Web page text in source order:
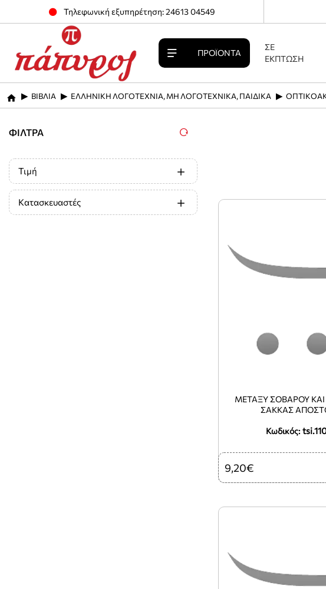
Τηλεφωνική εξυπηρέτηση: 24613 04549
ΠΡΟΪΌΝΤΑ
ΣΕ
ΈΚΠΤΩΣΗ
home
ΒΙΒΛΙΑ ΕΛΛΗΝΙΚΗ ΛΟΓΟΤΕΧΝΙΑ, ΜΗ ΛΟΓΟΤΕΧΝΙΚΑ, ΠΑΙΔΙΚΑ
ΦΊΛΤΡΑ
Τιμή
Κατασκευαστές
Κωδικός:
ΜΕΤΑΞΥ ΣΟΒΑΡΟΥ ΚΑΙ
ΣΑΚΚΑΣ
9,20€